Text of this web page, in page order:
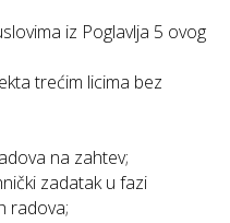
iz Poglavlja 5 ovog
trećim licima bez
na zahtev;
zadatak u fazi
radova;